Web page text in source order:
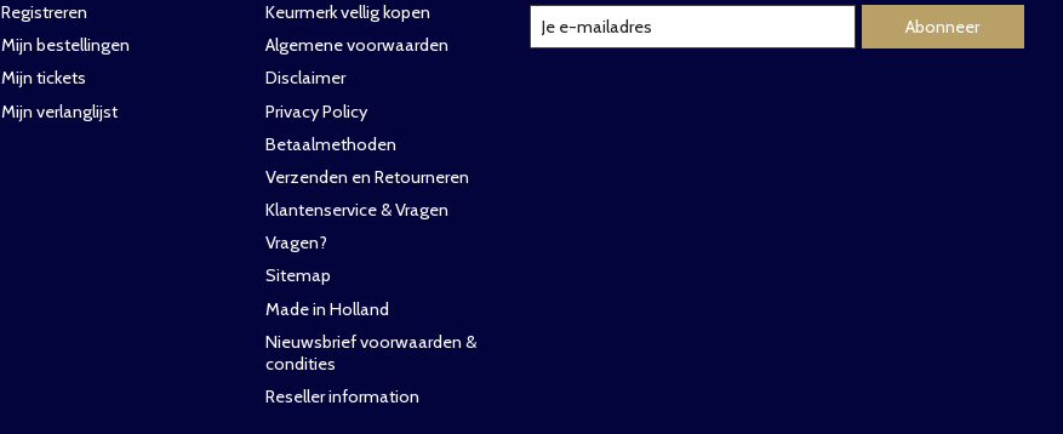
Registreren
Mijn bestellingen
Mijn tickets
Mijn verlanglijst
Keurmerk vellig kopen
Algemene voorwaarden
Disclaimer
Privacy Policy
Betaalmethoden
Verzenden en Retourneren
Klantenservice & Vragen
Vragen?
Sitemap
Made in Holland
Nieuwsbrief voorwaarden &
condities
Reseller information
Abonneer